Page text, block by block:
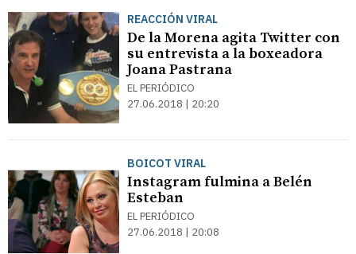
REACCIÓN VIRAL
De la Morena agita Twitter con
su entrevista a la boxeadora
Joana Pastrana
EL PERIÓDICO
27.06.2018 | 20:20
BOICOT VIRAL
Instagram fulmina a Belén
Esteban
EL PERIÓDICO
27.06.2018 | 20:08